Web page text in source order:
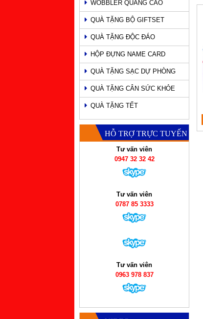
WOBBLER QUẢNG CÁO
QUÀ TẶNG BỘ GIFTSET
QUÀ TẶNG ĐỘC ĐÁO
HỘP ĐỰNG NAME CARD
QUÀ TẶNG SẠC DỰ PHÒNG
QUÀ TẶNG CÂN SỨC KHỎE
QUÀ TẶNG TẾT
HỖ TRỢ TRỰC TUYẾN
Tư vấn viên
0947 32 32 42
Tư vấn viên
0787 85 3333
Tư vấn viên
0963 978 837